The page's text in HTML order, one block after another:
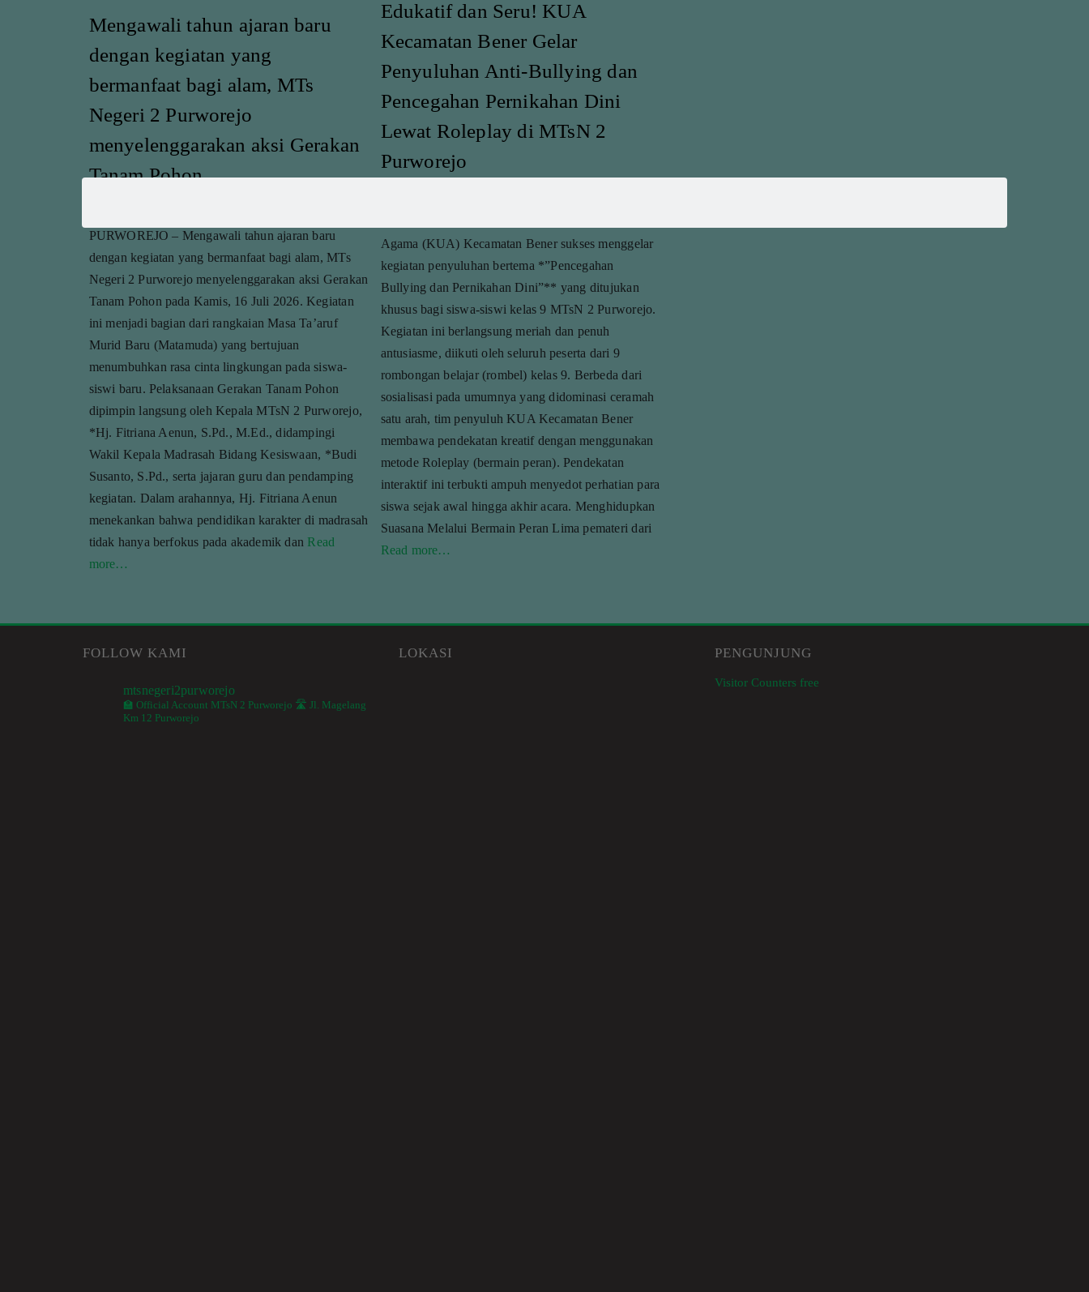
Edukatif dan Seru! KUA
Kecamatan Bener Gelar
Penyuluhan Anti-Bullying dan
Pencegahan Pernikahan Dini
Lewat Roleplay di MTsN 2
Purworejo
Agama (KUA) Kecamatan Bener sukses menggelar
kegiatan penyuluhan bertema *”Pencegahan
Bullying dan Pernikahan Dini”** yang ditujukan
khusus bagi siswa-siswi kelas 9 MTsN 2 Purworejo.
Kegiatan ini berlangsung meriah dan penuh
antusiasme, diikuti oleh seluruh peserta dari 9
rombongan belajar (rombel) kelas 9. Berbeda dari
sosialisasi pada umumnya yang didominasi ceramah
satu arah, tim penyuluh KUA Kecamatan Bener
membawa pendekatan kreatif dengan menggunakan
metode Roleplay (bermain peran). Pendekatan
interaktif ini terbukti ampuh menyedot perhatian para
siswa sejak awal hingga akhir acara. Menghidupkan
Suasana Melalui Bermain Peran Lima pemateri dari
Read more…
Mengawali tahun ajaran baru
dengan kegiatan yang
bermanfaat bagi alam, MTs
Negeri 2 Purworejo
menyelenggarakan aksi Gerakan
Tanam Pohon
PURWOREJO – Mengawali tahun ajaran baru
dengan kegiatan yang bermanfaat bagi alam, MTs
Negeri 2 Purworejo menyelenggarakan aksi Gerakan
Tanam Pohon pada Kamis, 16 Juli 2026. Kegiatan
ini menjadi bagian dari rangkaian Masa Ta’aruf
Murid Baru (Matamuda) yang bertujuan
menumbuhkan rasa cinta lingkungan pada siswa-
siswi baru. Pelaksanaan Gerakan Tanam Pohon
dipimpin langsung oleh Kepala MTsN 2 Purworejo,
*Hj. Fitriana Aenun, S.Pd., M.Ed., didampingi
Wakil Kepala Madrasah Bidang Kesiswaan, *Budi
Susanto, S.Pd., serta jajaran guru dan pendamping
kegiatan. Dalam arahannya, Hj. Fitriana Aenun
menekankan bahwa pendidikan karakter di madrasah
tidak hanya berfokus pada akademik dan Read
more…
FOLLOW KAMI
mtsnegeri2purworejo
🏫 Official Account MTsN 2 Purworejo 🛣️ Jl. Magelang
Km 12 Purworejo
LOKASI PENGUNJUNG
Visitor Counters free